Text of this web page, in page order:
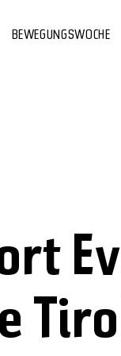
BEWEGUNGSWOCHE